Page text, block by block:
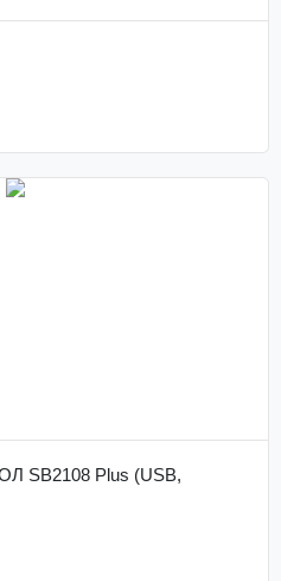
SB2108 Plus (USB,